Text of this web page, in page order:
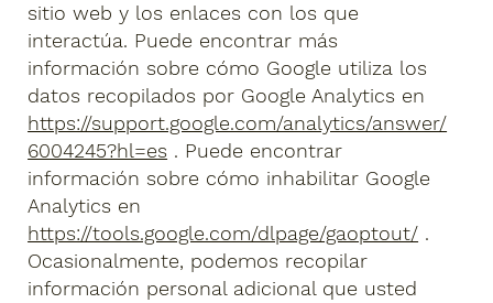
sitio web y los enlaces con los que
interactúa. Puede encontrar más
información sobre cómo Google utiliza los
datos recopilados por Google Analytics en
https://support.google.com/analytics/answer/
6004245?hl=es . Puede encontrar
información sobre cómo inhabilitar Google
Analytics en
https://tools.google.com/dlpage/gaoptout/ .
Ocasionalmente, podemos recopilar
información personal adicional que usted